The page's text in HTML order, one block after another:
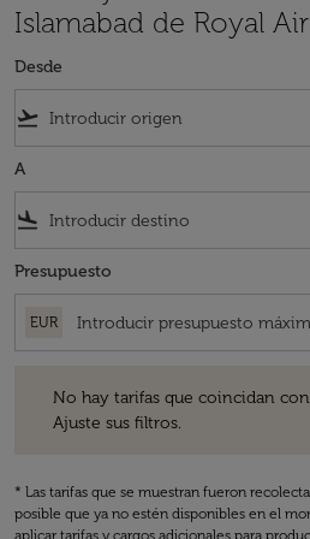
Islamabad de Royal
Desde
flight_takeoff
A
flight_land
Presupuesto
EUR
No hay tarifas que coincidan
Ajuste sus filtros.
* Las tarifas que se muestran fueron
posible que ya no estén disponibles en el
aplicar tarifas y cargos adicionales para